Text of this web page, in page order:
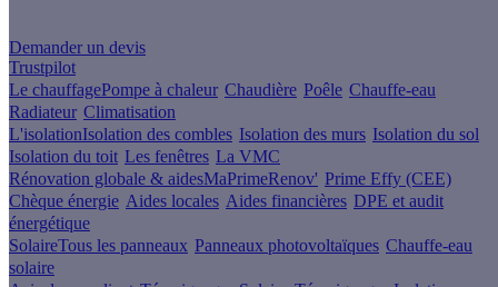
Demander un devis
Trustpilot
Le chauffagePompe à chaleur Chaudière Poêle Chauffe-eau
Radiateur Climatisation
L'isolationIsolation des combles Isolation des murs Isolation du sol
Isolation du toit Les fenêtres La VMC
Rénovation globale & aidesMaPrimeRenov' Prime Effy (CEE)
Chèque énergie Aides locales Aides financières DPE et audit
énergétique
SolaireTous les panneaux Panneaux photovoltaïques Chauffe-eau
solaire